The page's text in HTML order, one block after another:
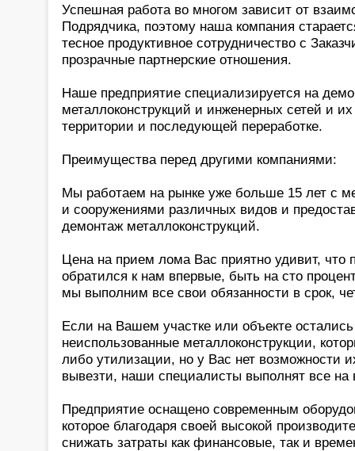
Успешная работа во многом зависит от
Подрядчика, поэтому наша компания
тесное продуктивное сотрудничество с
прозрачные партнерские отношения.
Наше предприятие специализируется на
металлоконструкций и инженерных сетей и
территории и последующей переработке.
Преимущества перед другими компаниями:
Мы работаем на рынке уже больше 15 лет с
и сооружениями различных видов и
демонтаж металлоконструкций.
Цена на прием лома Вас приятно удивит, что
обратился к нам впервые, быть на сто
мы выполним все свои обязанности в срок,
Если на Вашем участке или объекте остались
неиспользованные металлоконструкции,
либо утилизации, но у Вас нет возможности
вывезти, наши специалисты выполнят все
Предприятие оснащено современным
которое благодаря своей высокой
снижать затраты как финансовые, так и